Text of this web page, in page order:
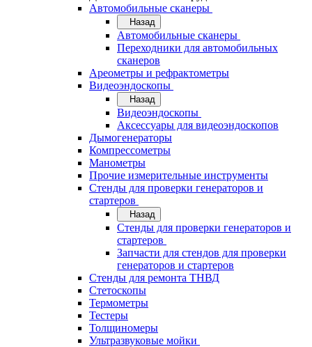
Автомобильные сканеры
Назад
Автомобильные сканеры
Переходники для автомобильных
сканеров
Ареометры и рефрактометры
Видеоэндоскопы
Назад
Видеоэндоскопы
Аксессуары для видеоэндоскопов
Дымогенераторы
Компрессометры
Манометры
Прочие измерительные инструменты
Стенды для проверки генераторов и
стартеров
Назад
Стенды для проверки генераторов и
стартеров
Запчасти для стендов для проверки
генераторов и стартеров
Стенды для ремонта ТНВД
Стетоскопы
Термометры
Тестеры
Толщиномеры
Ультразвуковые мойки